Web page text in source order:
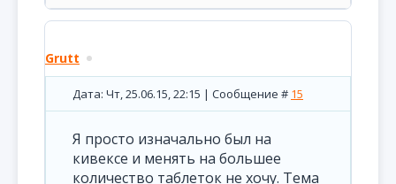
Grutt
Дата: Чт, 25.06.15, 22:15 | Сообщение # 15
Я просто изначально был на
кивексе и менять на большее
количество таблеток не хочу. Тема